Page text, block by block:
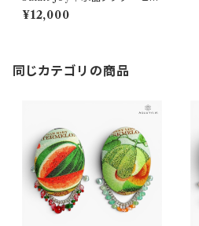
ス（14Kゴールドフィルド／ステ
ンレス）｜AQUARYLIS
¥12,000
同じカテゴリの商品